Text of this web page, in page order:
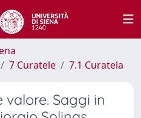
7 Curatele 7.1 Curatela
valore. Saggi in